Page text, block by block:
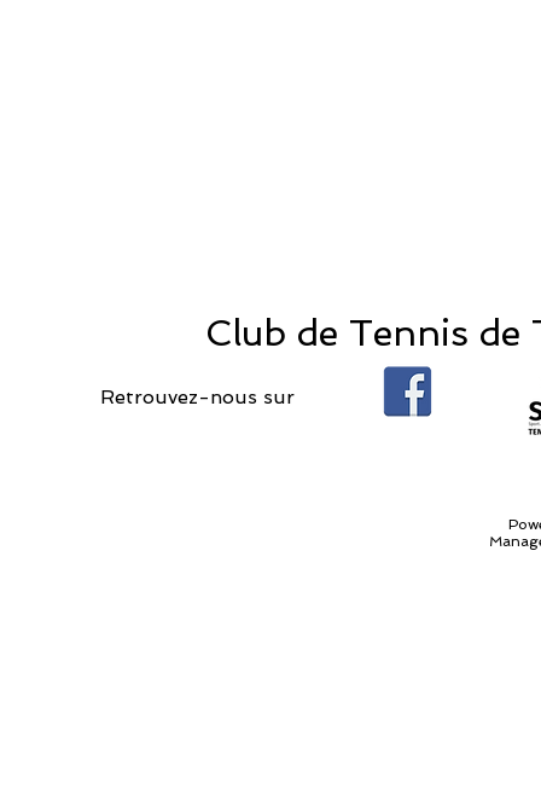
Retrouvez-nous sur
Club de Tennis de